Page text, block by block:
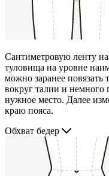
Сантиметровую ленту
туловища на уровне
можно заранее
вокруг талии и немного
нужное место. Далее
краю пояса.
Обхват бедер